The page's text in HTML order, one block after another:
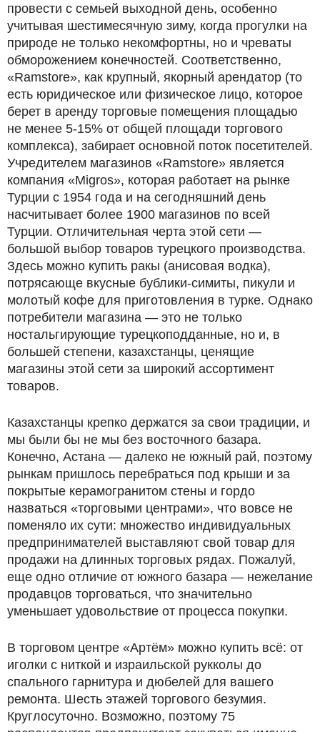
провести с семьей выходной день, особенно
учитывая шестимесячную зиму, когда прогулки на
природе не только некомфортны, но и чреваты
обморожением конечностей. Соответственно,
«Ramstore», как крупный, якорный арендатор (то
есть юридическое или физическое лицо, которое
берет в аренду торговые помещения площадью
не менее 5-15% от общей площади торгового
комплекса), забирает основной поток посетителей.
Учредителем магазинов «Ramstore» является
компания «Migros», которая работает на рынке
Турции с 1954 года и на сегодняшний день
насчитывает более 1900 магазинов по всей
Турции. Отличительная черта этой сети —
большой выбор товаров турецкого производства.
Здесь можно купить ракы (анисовая водка),
потрясающе вкусные бублики-симиты, пикули и
молотый кофе для приготовления в турке. Однако
потребители магазина — это не только
ностальгирующие турецкоподданные, но и, в
большей степени, казахстанцы, ценящие
магазины этой сети за широкий ассортимент
товаров.
Казахстанцы крепко держатся за свои традиции, и
мы были бы не мы без восточного базара.
Конечно, Астана — далеко не южный рай, поэтому
рынкам пришлось перебраться под крыши и за
покрытые керамогранитом стены и гордо
назваться «торговыми центрами», что вовсе не
поменяло их сути: множество индивидуальных
предпринимателей выставляют свой товар для
продажи на длинных торговых рядах. Пожалуй,
еще одно отличие от южного базара — нежелание
продавцов торговаться, что значительно
уменьшает удовольствие от процесса покупки.
В торговом центре «Артём» можно купить всё: от
иголки с ниткой и израильской рукколы до
спального гарнитура и дюбелей для вашего
ремонта. Шесть этажей торгового безумия.
Круглосуточно. Возможно, поэтому 75